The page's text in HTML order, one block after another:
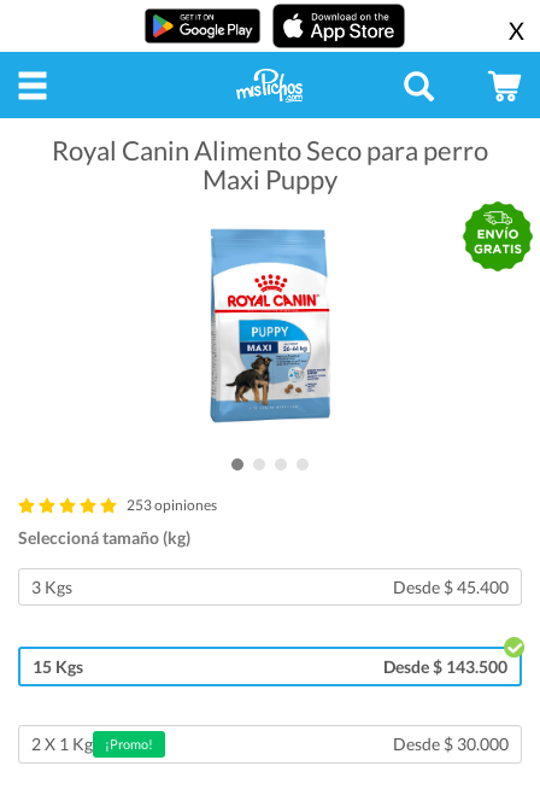
X
Royal Canin Alimento Seco para perro
Maxi Puppy
253 opiniones
Seleccioná tamaño (kg)
3 Kgs Desde $ 45.400
15 Kgs Desde $ 143.500
2 X 1 Kg ¡Promo! Desde $ 30.000